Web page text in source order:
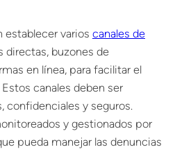
establecer varios canales de
directas, buzones de
en línea, para facilitar el
canales deben ser
confidenciales y seguros.
y gestionados por
pueda manejar las denuncias